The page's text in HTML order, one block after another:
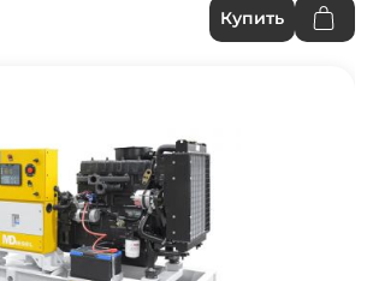
Купить